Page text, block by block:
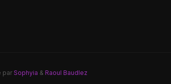
par Sophyia & Raoul Baudlez